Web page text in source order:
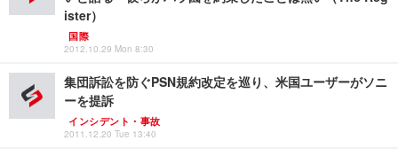
ister）
国際
2012.10.29 Mon 8:30
集団訴訟を防ぐPSN規約改定を巡り、米国ユーザーがソニ
ーを提訴
インシデント・事故
2011.12.20 Tue 13:40